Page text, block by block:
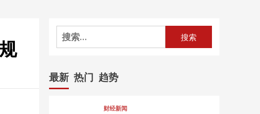
搜
索：
最新 热门 趋势
财经新闻